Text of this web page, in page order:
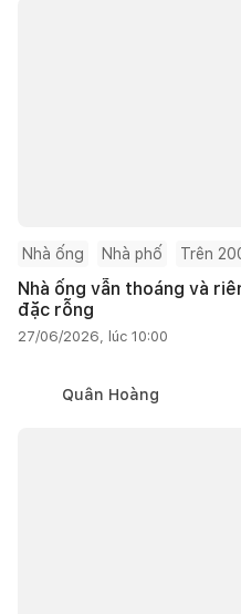
Nhà ống Nhà phố Trên
Nhà ống vẫn thoáng và
đặc rỗng
27/06/2026, lúc 10:00
Quân Hoàng